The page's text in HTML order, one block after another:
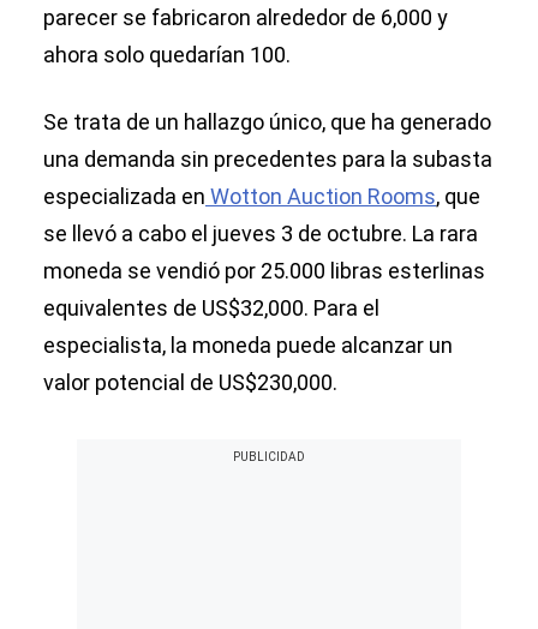
parecer se fabricaron alrededor de 6,000 y
ahora solo quedarían 100.
Se trata de un hallazgo único, que ha generado
una demanda sin precedentes para la subasta
especializada en Wotton Auction Rooms, que
se llevó a cabo el jueves 3 de octubre. La rara
moneda se vendió por 25.000 libras esterlinas
equivalentes de US$32,000. Para el
especialista, la moneda puede alcanzar un
valor potencial de US$230,000.